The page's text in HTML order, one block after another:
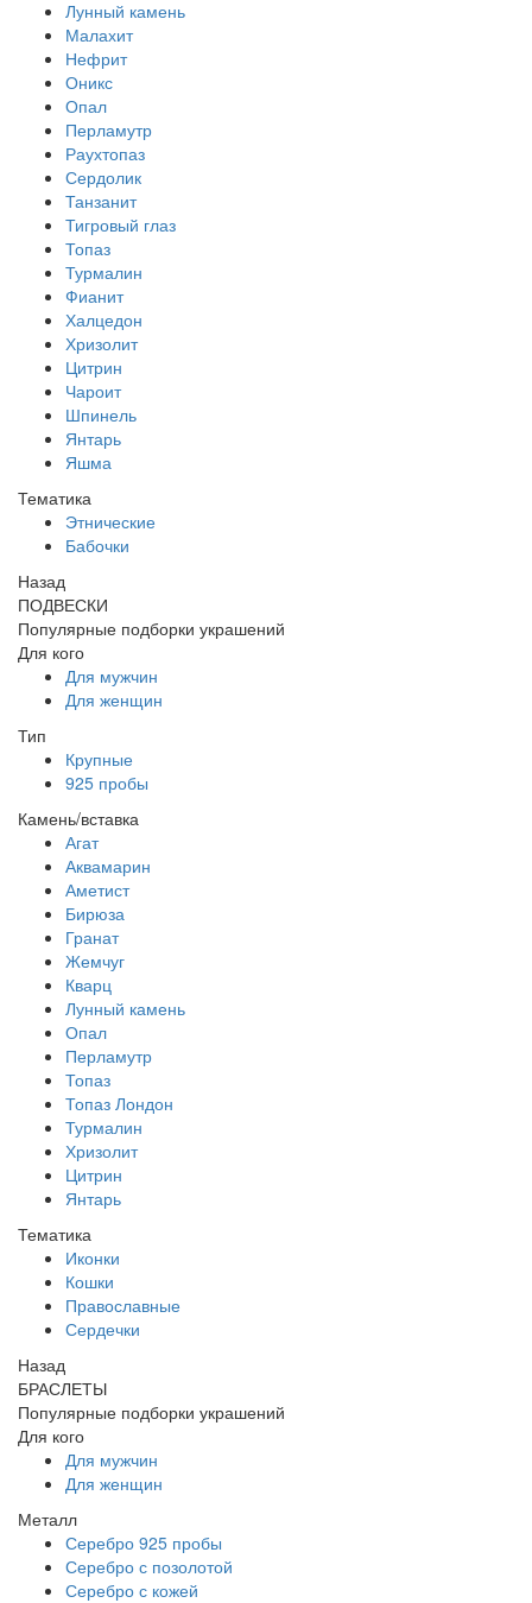
Лунный камень
Малахит
Нефрит
Оникс
Опал
Перламутр
Раухтопаз
Сердолик
Танзанит
Тигровый глаз
Топаз
Турмалин
Фианит
Халцедон
Хризолит
Цитрин
Чароит
Шпинель
Янтарь
Яшма
Тематика
Этнические
Бабочки
Назад
ПОДВЕСКИ
Популярные подборки украшений
Для кого
Для мужчин
Для женщин
Тип
Крупные
925 пробы
Камень/вставка
Агат
Аквамарин
Аметист
Бирюза
Гранат
Жемчуг
Кварц
Лунный камень
Опал
Перламутр
Топаз
Топаз Лондон
Турмалин
Хризолит
Цитрин
Янтарь
Тематика
Иконки
Кошки
Православные
Сердечки
Назад
БРАСЛЕТЫ
Популярные подборки украшений
Для кого
Для мужчин
Для женщин
Металл
Серебро 925 пробы
Серебро с позолотой
Серебро с кожей